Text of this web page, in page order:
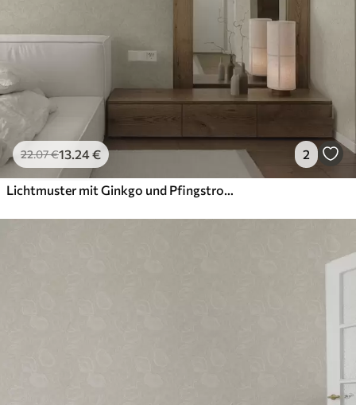
45.0027.00€/m²
Premium
.67 €
Premium-Vinyl
65.0039 € /m²
22.07€13.24€ 2
Lichtmuster mit Ginkgo und Pfingstrosen